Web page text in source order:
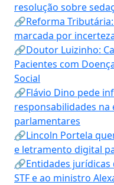
resolução sobre
🔗Reforma
marcada por
🔗Doutor Luizinho:
Pacientes com
Social
🔗Flávio Dino pede
responsabilidades na
parlamentares
🔗Lincoln Portela
e letramento digital
🔗Entidades
STF e ao ministro